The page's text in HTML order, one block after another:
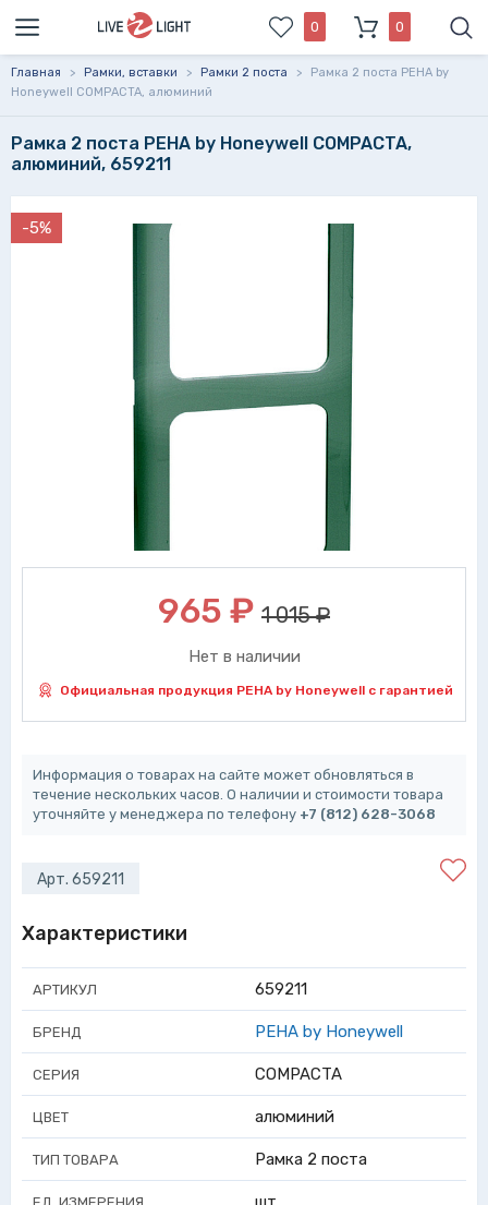
0 0
Главная > Рамки, вставки > Рамки 2 поста >
Рамка 2 поста PEHA by
Honeywell COMPACTA, алюминий
Рамка 2 поста PEHA by Honeywell COMPACTA,
алюминий, 659211
-5%
965 ₽ 1 015 ₽
Нет в наличии
Официальная продукция PEHA by Honeywell с гарантией
Информация о товарах на сайте может обновляться в
течение нескольких часов. О наличии и стоимости товара
уточняйте у менеджера по телефону +7 (812) 628-3068
Арт. 659211
Характеристики
АРТИКУЛ 659211
БРЕНД PEHA by Honeywell
СЕРИЯ COMPACTA
ЦВЕТ алюминий
ТИП ТОВАРА Рамка 2 поста